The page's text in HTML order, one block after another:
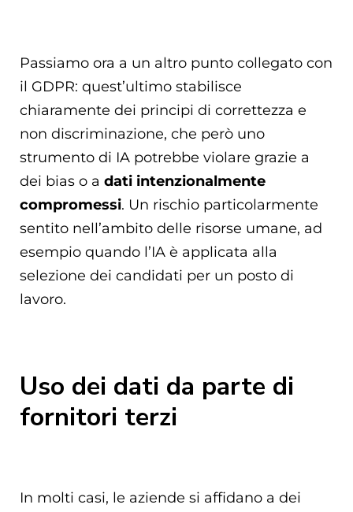
Passiamo ora a un altro punto collegato con
il GDPR: quest’ultimo stabilisce
chiaramente dei principi di correttezza e
non discriminazione, che però uno
strumento di IA potrebbe violare grazie a
dei bias o a dati intenzionalmente
compromessi. Un rischio particolarmente
sentito nell’ambito delle risorse umane, ad
esempio quando l’IA è applicata alla
selezione dei candidati per un posto di
lavoro.
Uso dei dati da parte di
fornitori terzi
In molti casi, le aziende si affidano a dei